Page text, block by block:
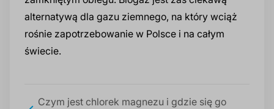
alternatywą dla gazu ziemnego, na który wciąż
rośnie zapotrzebowanie w Polsce i na całym
świecie.
Czym jest chlorek magnezu i gdzie się go